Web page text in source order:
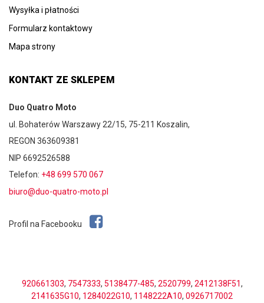
Wysyłka i płatności
Formularz kontaktowy
Mapa strony
KONTAKT ZE SKLEPEM
Duo Quatro Moto
ul. Bohaterów Warszawy 22/15, 75-211 Koszalin,
REGON 363609381
NIP 6692526588
Telefon: +48 699 570 067
biuro@duo-quatro-moto.pl
Profil na Facebooku
920661303, 7547333, 5138477-485, 2520799, 2412138F51,
2141635G10, 1284022G10, 1148222A10, 0926717002